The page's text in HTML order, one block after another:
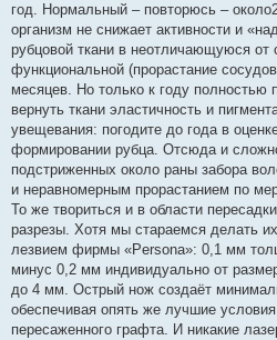
год. Нормальный – повторюсь –
организм не снижает активности и
рубцовой ткани в неотличающуюся от
функциональной (прорастание
месяцев. Но только к году полностью
вернуть ткани эластичность и
увещевания: погодите до года в
формировании рубца. Отсюда и
подстриженных около раны забора
и неравномерным прорастанием по
То же твориться и в области
разрезы. Хотя мы стараемся делать
лезвием фирмы «Persona»: 0,1 мм
минус 0,2 мм индивидуально от
до 4 мм. Острый нож создаёт
обеспечивая опять же лучшие
пересаженного графта. И никакие